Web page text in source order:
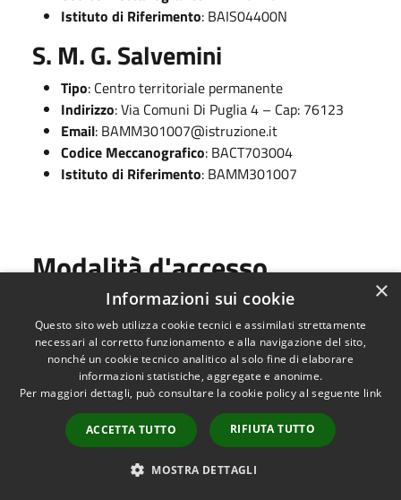
Istituto di Riferimento: BAIS04400N
S. M. G. Salvemini
Tipo: Centro territoriale permanente
Indirizzo: Via Comuni Di Puglia 4 – Cap: 76123
Email: BAMM301007@istruzione.it
Codice Meccanografico: BACT703004
Istituto di Riferimento: BAMM301007
Modalità d'accesso
Libera, non presenta barriere architettoniche.
Per eventuali costi o per altre informazioni è possibile
prendere contatto diretto con le strutture.
Indirizzo
×
Informazioni sui cookie
Questo sito web utilizza cookie tecnici e assimilati strettamente
necessari al corretto funzionamento e alla navigazione del sito,
nonché un cookie tecnico analitico al solo fine di elaborare
informazioni statistiche, aggregate e anonime.
Per maggiori dettagli, può consultare la cookie policy al seguente link
ACCETTA TUTTO RIFIUTA TUTTO
MOSTRA DETTAGLI